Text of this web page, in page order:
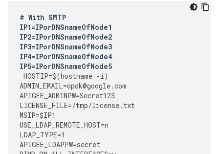
# With SMTP
IP1=IPorDNSnameOfNode1
IP2=IPorDNSnameOfNode2
IP3=IPorDNSnameOfNode3
IP4=IPorDNSnameOfNode4
IP5=IPorDNSnameOfNode5
HOSTIP=$(hostname -i)
ADMIN_EMAIL=opdk@google.com
APIGEE_ADMINPW=Secret123
LICENSE_FILE=/tmp/license.txt
MSIP=$IP1
USE_LDAP_REMOTE_HOST=n
LDAP_TYPE=1
APIGEE_LDAPPW=secret